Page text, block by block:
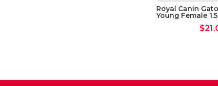
Royal Canin
Young Female
$